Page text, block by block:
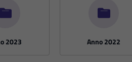
2023 Anno 2022